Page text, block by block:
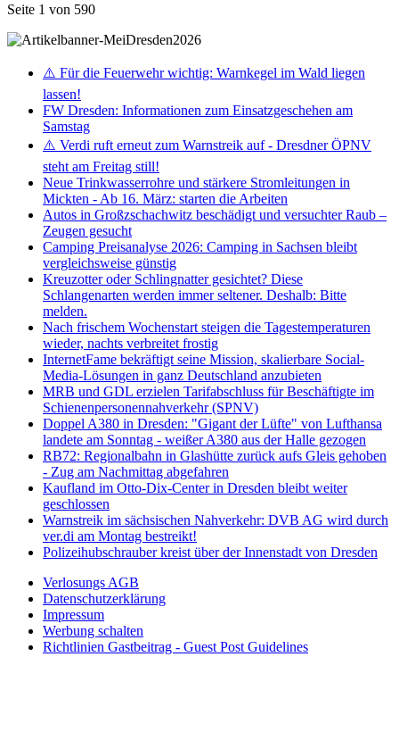
Seite 1 von 590
⚠️ Für die Feuerwehr wichtig: Warnkegel im Wald liegen
lassen!
FW Dresden: Informationen zum Einsatzgeschehen am
Samstag
⚠️ Verdi ruft erneut zum Warnstreik auf - Dresdner ÖPNV
steht am Freitag still!
Neue Trinkwasserrohre und stärkere Stromleitungen in
Mickten - Ab 16. März: starten die Arbeiten
Autos in Großzschachwitz beschädigt und versuchter Raub –
Zeugen gesucht
Camping Preisanalyse 2026: Camping in Sachsen bleibt
vergleichsweise günstig
Kreuzotter oder Schlingnatter gesichtet? Diese
Schlangenarten werden immer seltener. Deshalb: Bitte
melden.
Nach frischem Wochenstart steigen die Tagestemperaturen
wieder, nachts verbreitet frostig
InternetFame bekräftigt seine Mission, skalierbare Social-
Media-Lösungen in ganz Deutschland anzubieten
MRB und GDL erzielen Tarifabschluss für Beschäftigte im
Schienenpersonennahverkehr (SPNV)
Doppel A380 in Dresden: "Gigant der Lüfte" von Lufthansa
landete am Sonntag - weißer A380 aus der Halle gezogen
RB72: Regionalbahn in Glashütte zurück aufs Gleis gehoben
- Zug am Nachmittag abgefahren
Kaufland im Otto-Dix-Center in Dresden bleibt weiter
geschlossen
Warnstreik im sächsischen Nahverkehr: DVB AG wird durch
ver.di am Montag bestreikt!
Polizeihubschrauber kreist über der Innenstadt von Dresden
Verlosungs AGB
Datenschutzerklärung
Impressum
Werbung schalten
Richtlinien Gastbeitrag - Guest Post Guidelines